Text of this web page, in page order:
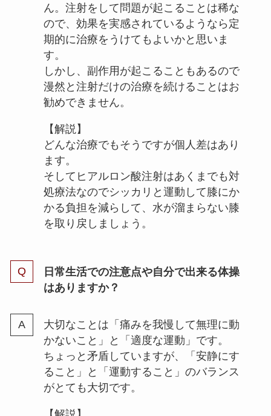
ん。注射をして問題が起こることは稀な
ので、効果を実感されているようなら定
期的に治療をうけてもよいかと思いま
す。
しかし、副作用が起こることもあるので
漫然と注射だけの治療を続けることはお
勧めできません。
【解説】
どんな治療でもそうですが個人差はあり
ます。
そしてヒアルロン酸注射はあくまでも対
処療法なのでシッカリと運動して膝にか
かる負担を減らして、水が溜まらない膝
を取り戻しましょう。
日常生活での注意点や自分で出来る体操
はありますか？
大切なことは「痛みを我慢して無理に動
かないこと」と「適度な運動」です。
ちょっと矛盾していますが、「安静にす
ること」と「運動すること」のバランス
がとても大切です。